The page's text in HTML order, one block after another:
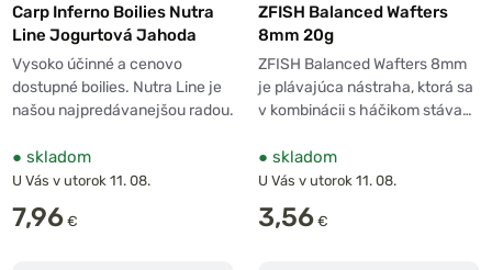
Carp Inferno Boilies Nutra
Line Jogurtová Jahoda
Vysoko účinné a cenovo
dostupné boilies. Nutra Line je
našou najpredávanejšou radou.
● skladom
U Vás v utorok 11. 08.
7,96 €
ZFISH Balanced Wafters
8mm 20g
ZFISH Balanced Wafters 8mm
je plávajúca nástraha, ktorá sa
v kombinácii s háčikom stáva…
● skladom
U Vás v utorok 11. 08.
3,56 €